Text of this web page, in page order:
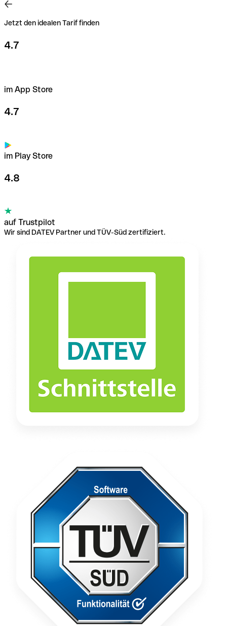
Jetzt den idealen Tarif finden
4.7
im App Store
4.7
im Play Store
4.8
auf Trustpilot
Wir sind DATEV Partner und TÜV-Süd zertifiziert.